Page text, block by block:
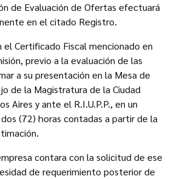
de Evaluación de Ofertas efectuará
en el citado Registro.
el Certificado Fiscal mencionado en
previo a la evaluación de las
a su presentación en la Mesa de
de la Magistratura de la Ciudad
Aires y ante el R.I.U.P.P., en un
(72) horas contadas a partir de la
contara con la solicitud de ese
de requerimiento posterior de